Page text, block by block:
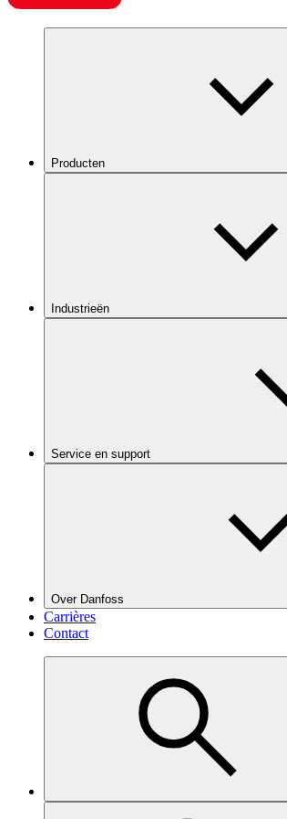
Producten
Industrieën
Service en support
Over Danfoss
Carrières
Contact